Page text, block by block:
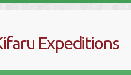
Expeditions